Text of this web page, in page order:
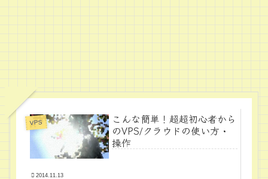
VPS
こんな簡単！超超初心者から
のVPS/クラウドの使い方・
操作
2014.11.13